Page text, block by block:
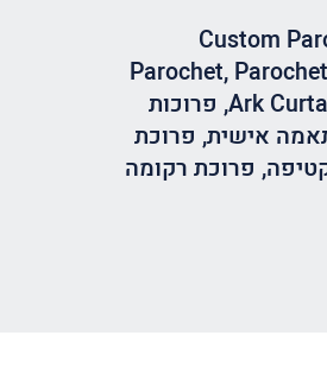
Custom
Parochet,
Ark
, פרוכות
אישית, פרוכת
, פרוכת רקומה